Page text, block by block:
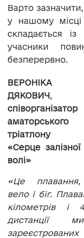
Варто
у нашому місці
складається із
учасники
безперервно.
ВЕРОНІКА
ДЯКОВИЧ,
співорганізатор
аматорського
тріатлону
«Серце залізної
волі»
«Це плавання,
вело і біг.
кілометрів і
дистанції